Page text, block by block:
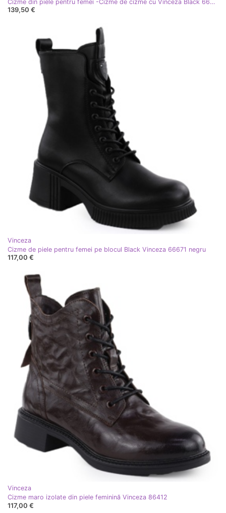
Cizme din piele pentru femei -Cizme de cizme cu Vinceza Black 66804
139,50 €
Vinceza
Cizme de piele pentru femei pe blocul Black Vinceza 66671 negru
117,00 €
Vinceza
Cizme maro izolate din piele feminină Vinceza 86412
117,00 €